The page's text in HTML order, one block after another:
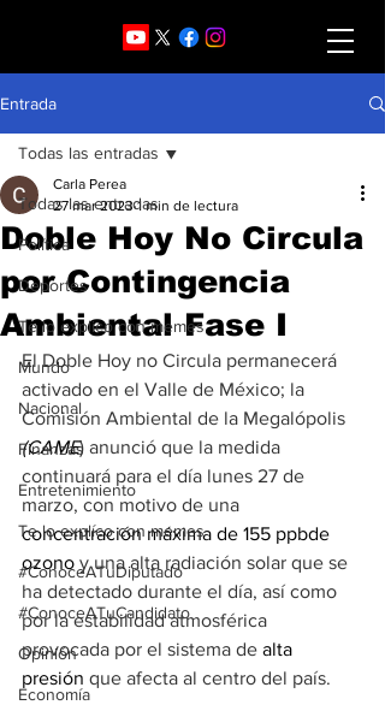
Entrada
Todas las entradas
Política
Deportes
Te lo explico con memes
Mundo
Nacional
Finanzas
Entretenimiento
Te lo explíco con memes
#ConoceATuDiputado
#ConoceATuCandidato
Opinión
Economía
Todas las entradas
Doble Hoy No Circula
por Contingencia
Ambiental Fase I
Carla Perea
27 mar 2023 1 min de lectura
El Doble Hoy no Circula permanecerá
activado en el Valle de México; la
Comisión Ambiental de la Megalópolis
(CAME) anunció que la medida
continuará para el día lunes 27 de
marzo, con motivo de una
concentración máxima de 155 ppbde
ozono y una alta radiación solar que se
ha detectado durante el día, así como
por la estabilidad atmosférica
provocada por el sistema de alta
presión que afecta al centro del país.